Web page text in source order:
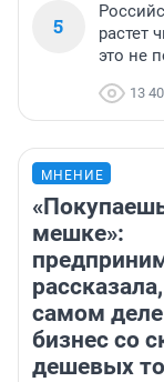
5
растет
это не
13
МНЕНИЕ
мешке»:
самом деле
бизнес со
дешевых